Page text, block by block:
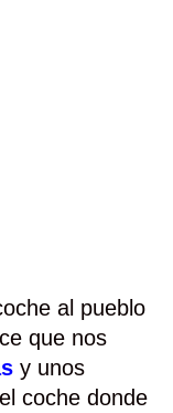
al pueblo
que nos
y unos
coche donde